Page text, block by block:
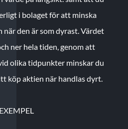
i bolaget för att minska
när den är som dyrast. Värdet
ner hela tiden, genom att
olika tidpunkter minskar du
köp aktien när handlas dyrt.
EXEMPEL